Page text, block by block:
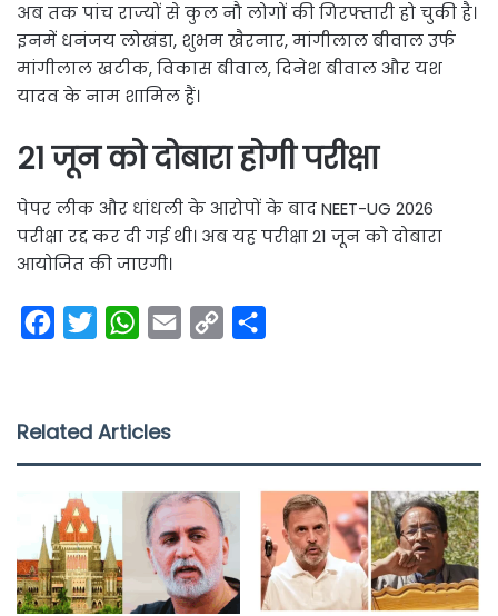
अब तक पांच राज्यों से कुल नौ लोगों की गिरफ्तारी हो चुकी है।
इनमें धनंजय लोखंडा, शुभम खैरनार, मांगीलाल बीवाल उर्फ
मांगीलाल खटीक, विकास बीवाल, दिनेश बीवाल और यश
यादव के नाम शामिल हैं।
21 जून को दोबारा होगी परीक्षा
पेपर लीक और धांधली के आरोपों के बाद NEET-UG 2026
परीक्षा रद्द कर दी गई थी। अब यह परीक्षा 21 जून को दोबारा
आयोजित की जाएगी।
e
o
k
t
r
W
t
A
p
p
i
n
k
Related Articles